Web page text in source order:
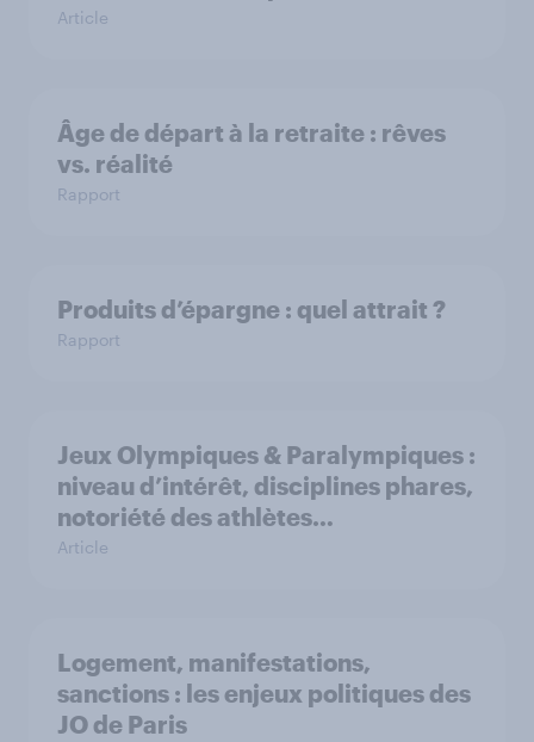
Article
Âge de départ à la retraite : rêves
vs. réalité
Rapport
Produits d’épargne : quel attrait ?
Rapport
Jeux Olympiques & Paralympiques :
niveau d’intérêt, disciplines phares,
notoriété des athlètes…
Article
Logement, manifestations,
sanctions : les enjeux politiques des
JO de Paris